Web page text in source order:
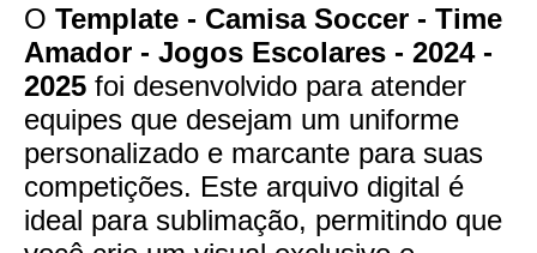
O Template - Camisa Soccer - Time
Amador - Jogos Escolares - 2024 -
2025 foi desenvolvido para atender
equipes que desejam um uniforme
personalizado e marcante para suas
competições. Este arquivo digital é
ideal para sublimação, permitindo que